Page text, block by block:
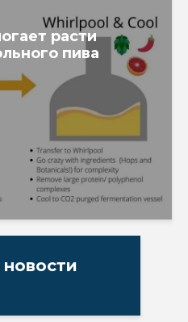
расти
пива